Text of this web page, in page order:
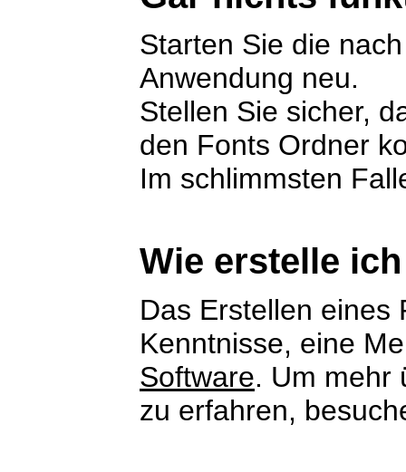
Starten Sie die
Anwendung neu.
Stellen Sie sicher,
den Fonts Ordner
Im schlimmsten
Wie erstelle
Das Erstellen eines
Kenntnisse, eine
Software. Um mehr
zu erfahren,